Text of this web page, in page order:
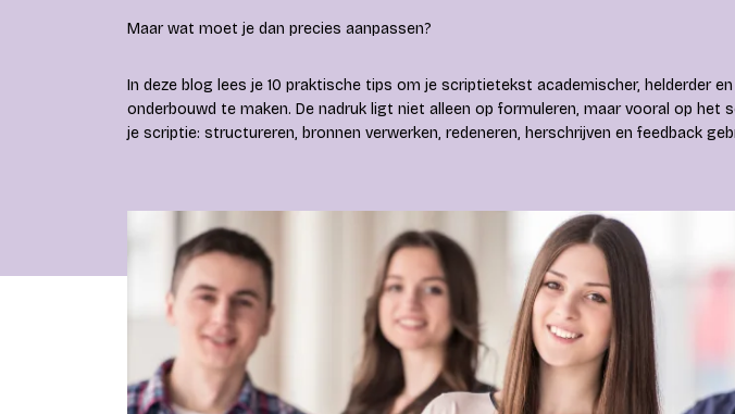
Maar wat moet je dan precies aanpassen?
In deze blog lees je 10 praktische tips om je scriptietekst academischer, helderder
onderbouwd te maken. De nadruk ligt niet alleen op formuleren, maar vooral op het
je scriptie: structureren, bronnen verwerken, redeneren, herschrijven en feedback